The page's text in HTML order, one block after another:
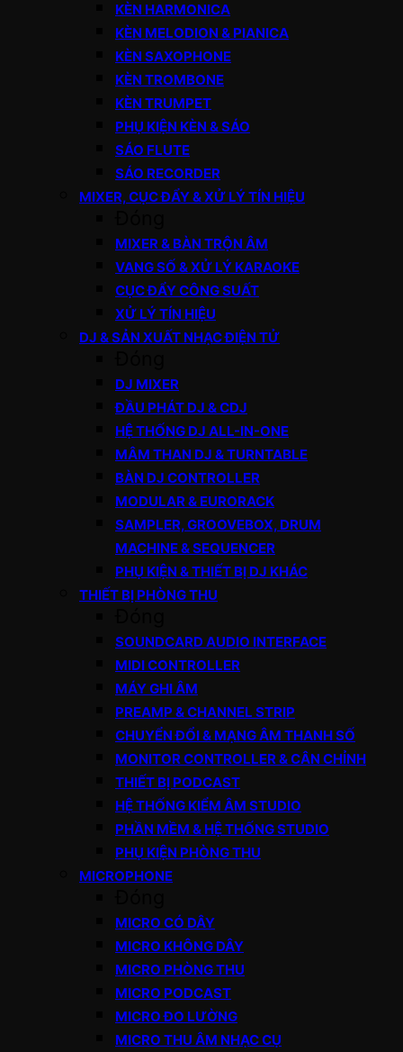
KÈN HARMONICA
KÈN MELODION & PIANICA
KÈN SAXOPHONE
KÈN TROMBONE
KÈN TRUMPET
PHỤ KIỆN KÈN & SÁO
SÁO FLUTE
SÁO RECORDER
MIXER, CỤC ĐẨY & XỬ LÝ TÍN HIỆU
MIXER & BÀN TRỘN ÂM
VANG SỐ & XỬ LÝ KARAOKE
CỤC ĐẨY CÔNG SUẤT
XỬ LÝ TÍN HIỆU
DJ & SẢN XUẤT NHẠC ĐIỆN TỬ
DJ MIXER
ĐẦU PHÁT DJ & CDJ
HỆ THỐNG DJ ALL-IN-ONE
MÂM THAN DJ & TURNTABLE
BÀN DJ CONTROLLER
MODULAR & EURORACK
SAMPLER, GROOVEBOX, DRUM
MACHINE & SEQUENCER
PHỤ KIỆN & THIẾT BỊ DJ KHÁC
THIẾT BỊ PHÒNG THU
SOUNDCARD AUDIO INTERFACE
MIDI CONTROLLER
MÁY GHI ÂM
PREAMP & CHANNEL STRIP
CHUYỂN ĐỔI & MẠNG ÂM THANH SỐ
MONITOR CONTROLLER & CÂN CHỈNH
THIẾT BỊ PODCAST
HỆ THỐNG KIỂM ÂM STUDIO
PHẦN MỀM & HỆ THỐNG STUDIO
PHỤ KIỆN PHÒNG THU
MICROPHONE
MICRO CÓ DÂY
MICRO KHÔNG DÂY
MICRO PHÒNG THU
MICRO PODCAST
MICRO ĐO LƯỜNG
MICRO THU ÂM NHẠC CỤ